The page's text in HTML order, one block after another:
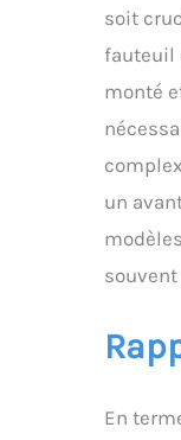
soit
fauteuil
monté
un
En